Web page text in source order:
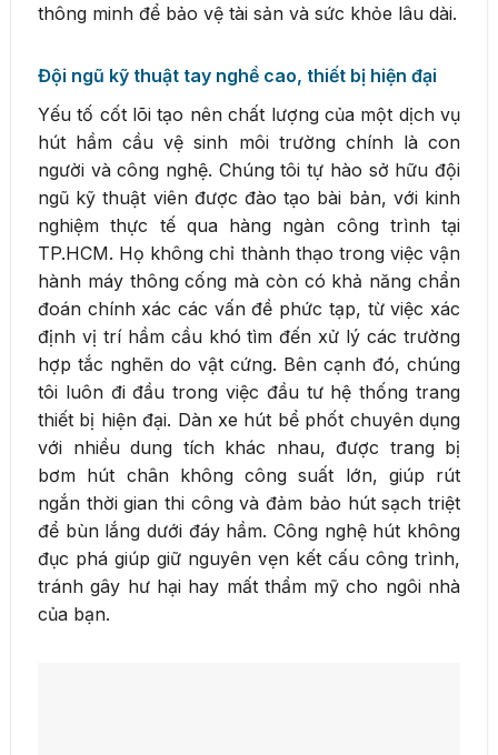
thông minh để bảo vệ tài sản và sức khỏe lâu dài.
Đội ngũ kỹ thuật tay nghề cao, thiết bị hiện đại
Yếu tố cốt lõi tạo nên chất lượng của một dịch vụ
hút hầm cầu vệ sinh môi trường chính là con
người và công nghệ. Chúng tôi tự hào sở hữu đội
ngũ kỹ thuật viên được đào tạo bài bản, với kinh
nghiệm thực tế qua hàng ngàn công trình tại
TP.HCM. Họ không chỉ thành thạo trong việc vận
hành máy thông cống mà còn có khả năng chẩn
đoán chính xác các vấn đề phức tạp, từ việc xác
định vị trí hầm cầu khó tìm đến xử lý các trường
hợp tắc nghẽn do vật cứng. Bên cạnh đó, chúng
tôi luôn đi đầu trong việc đầu tư hệ thống trang
thiết bị hiện đại. Dàn xe hút bể phốt chuyên dụng
với nhiều dung tích khác nhau, được trang bị
bơm hút chân không công suất lớn, giúp rút
ngắn thời gian thi công và đảm bảo hút sạch triệt
để bùn lắng dưới đáy hầm. Công nghệ hút không
đục phá giúp giữ nguyên vẹn kết cấu công trình,
tránh gây hư hại hay mất thẩm mỹ cho ngôi nhà
của bạn.